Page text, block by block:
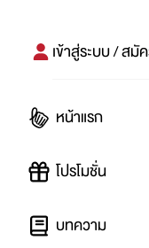
เข้าสู่ระบบ / สมั
หน้าแรก
โปรโมชั่น
บทความ
#
ปันโปร PUNPRO ที่ 1
โปรโมชัน